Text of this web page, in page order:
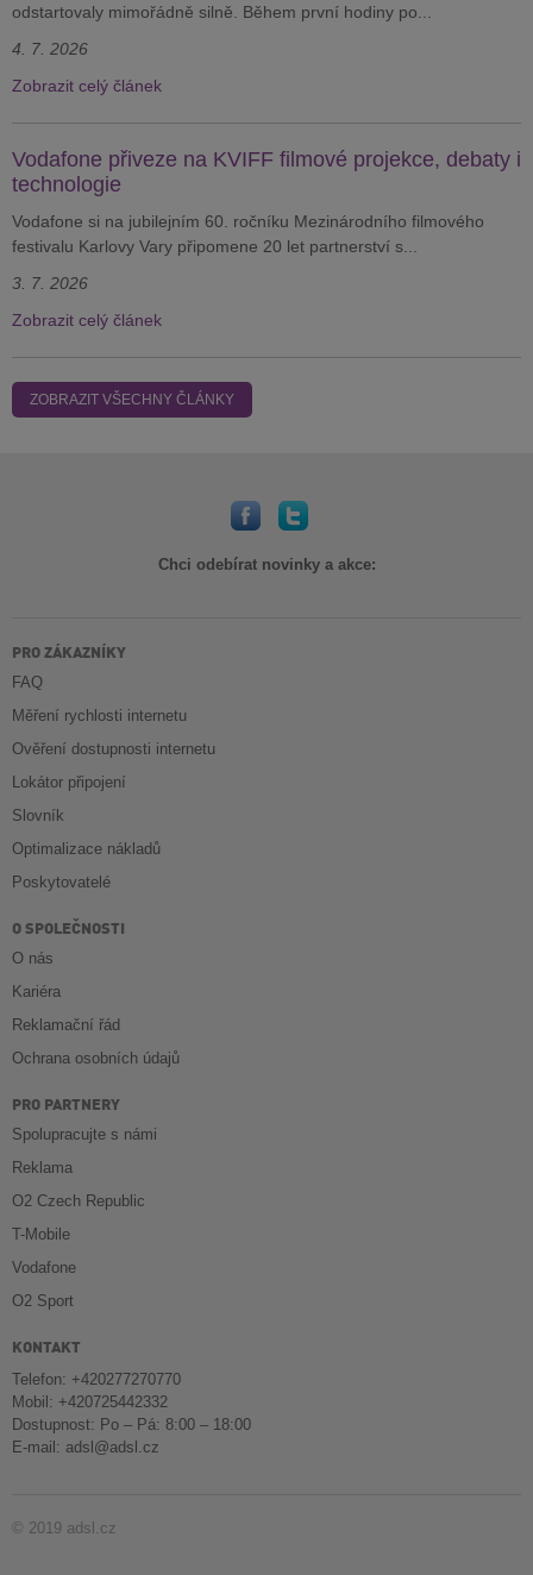
odstartovaly mimořádně silně. Během první hodiny po...
4. 7. 2026
Zobrazit celý článek
Vodafone přiveze na KVIFF filmové projekce, debaty i
technologie
Vodafone si na jubilejním 60. ročníku Mezinárodního filmového
festivalu Karlovy Vary připomene 20 let partnerství s...
3. 7. 2026
Zobrazit celý článek
ZOBRAZIT VŠECHNY ČLÁNKY
Chci odebírat novinky a akce:
PRO ZÁKAZNÍKY
FAQ
Měření rychlosti internetu
Ověření dostupnosti internetu
Lokátor připojení
Slovník
Optimalizace nákladů
Poskytovatelé
O SPOLEČNOSTI
O nás
Kariéra
Reklamační řád
Ochrana osobních údajů
PRO PARTNERY
Spolupracujte s námi
Reklama
O2 Czech Republic
T-Mobile
Vodafone
O2 Sport
KONTAKT
Telefon: +420277270770
Mobil: +420725442332
Dostupnost: Po – Pá: 8:00 – 18:00
E-mail: adsl@adsl.cz
© 2019 adsl.cz